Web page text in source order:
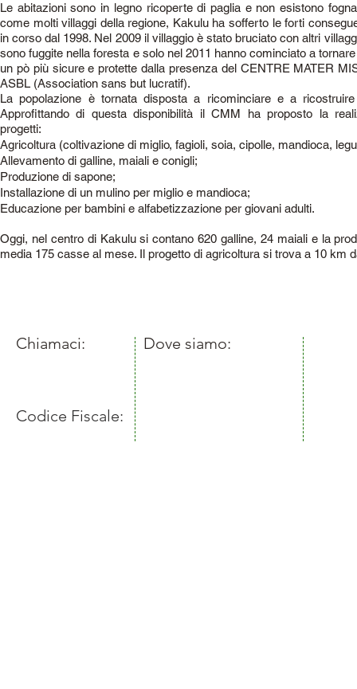
Le abitazioni sono in legno ricoperte di paglia e non esistono
come molti villaggi della regione, Kakulu ha sofferto le forti
in corso dal 1998. Nel 2009 il villaggio è stato bruciato con altri
sono fuggite nella foresta e solo nel 2011 hanno cominciato a
un pò più sicure e protette dalla presenza del CENTRE MATER
ASBL (Association sans but lucratif).
La popolazione è tornata disposta a ricominciare e a
Approfittando di questa disponibilità il CMM ha proposto la
progetti:
Agricoltura (coltivazione di miglio, fagioli, soia, cipolle, mandioca,
Allevamento di galline, maiali e conigli;
Produzione di sapone;
Installazione di un mulino per miglio e mandioca;
Educazione per bambini e alfabetizzazione per giovani adulti.
Oggi, nel centro di Kakulu si contano 620 galline, 24 maiali e la
media 175 casse al mese. Il progetto di agricoltura si trova a 10 km
​​Chiamaci:
Codice Fiscale:
​Dove siamo: